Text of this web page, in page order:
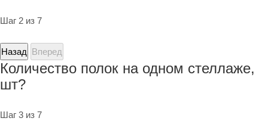
Шаг 2 из 7
Назад Вперед
Количество полок на одном стеллаже,
шт?
Шаг 3 из 7